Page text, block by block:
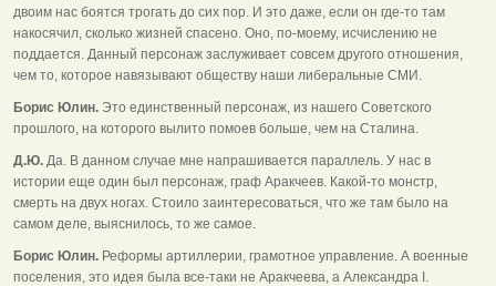
двоим нас боятся трогать до сих пор. И это даже, если он где-то там
накосячил, сколько жизней спасено. Оно, по-моему, исчислению не
поддается. Данный персонаж заслуживает совсем другого отношения,
чем то, которое навязывают обществу наши либеральные СМИ.
Борис Юлин. Это единственный персонаж, из нашего Советского
прошлого, на которого вылито помоев больше, чем на Сталина.
Д.Ю. Да. В данном случае мне напрашивается параллель. У нас в
истории еще один был персонаж, граф Аракчеев. Какой-то монстр,
смерть на двух ногах. Стоило заинтересоваться, что же там было на
самом деле, выяснилось, то же самое.
Борис Юлин. Реформы артиллерии, грамотное управление. А военные
поселения, это идея была все-таки не Аракчеева, а Александра I.